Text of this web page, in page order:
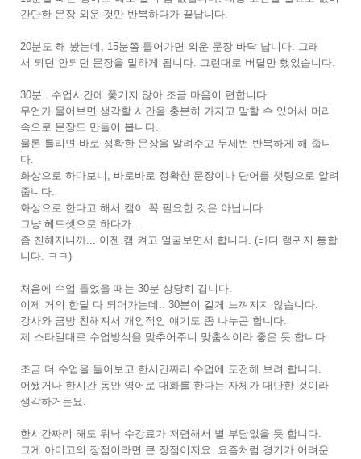
간단한 문장 외운 것만 반복하다가 끝납니다.
20분도 해 봤는데, 15분쯤 들어가면 외운 문장 바닥 납니다. 그래
서 되던 안되던 문장을 말하게 됩니다. 그런대로 버틸만 했었습니다.
30분.. 수업시간에 쫓기지 않아 조금 마음이 편합니다.
무언가 물어보면 생각할 시간을 충분히 가지고 말할 수 있어서 머리
속으로 문장도 만들어 봅니다.
물론 틀리면 바로 정확한 문장을 알려주고 두세번 반복하게 해 줍니
다.
화상으로 하다보니, 바로바로 정확한 문장이나 단어를 챗팅으로 알려
줍니다.
화상으로 한다고 해서 캠이 꼭 필요한 것은 아닙니다.
그냥 헤드셋으로 하다가...
좀 친해지니까... 이젠 캠 켜고 얼굴보면서 합니다. (바디 랭귀지 통합
니다. ㅋㅋ)
처음에 수업 들었을 때는 30분 상당히 깁니다.
이제 거의 한달 다 되어가는데.. 30분이 길게 느껴지지 않습니다.
강사와 금방 친해져서 개인적인 얘기도 좀 나누곤 합니다.
제 스타일대로 수업방식을 맞추어주니 맞춤식이라 좋은 듯 합니다.
조금 더 수업을 들어보고 한시간짜리 수업에 도전해 보려 합니다.
어쨌거나 한시간 동안 영어로 대화를 한다는 자체가 대단한 것이라
생각하거든요.
한시간짜리 해도 워낙 수강료가 저렴해서 별 부담없을 듯 합니다.
그게 아미고의 장점이라면 큰 장점이지요..요즘처럼 경기가 어려운